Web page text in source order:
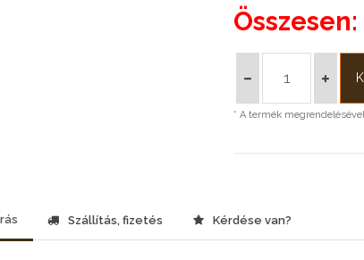
Összesen:
* A termék
Szállítás, fizetés Kérdése van?